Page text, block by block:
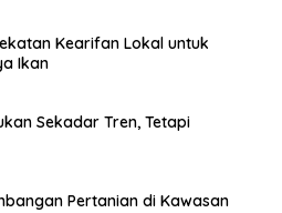
Kearifan Lokal untuk
Ikan
Sekadar Tren, Tetapi
Pertanian di Kawasan